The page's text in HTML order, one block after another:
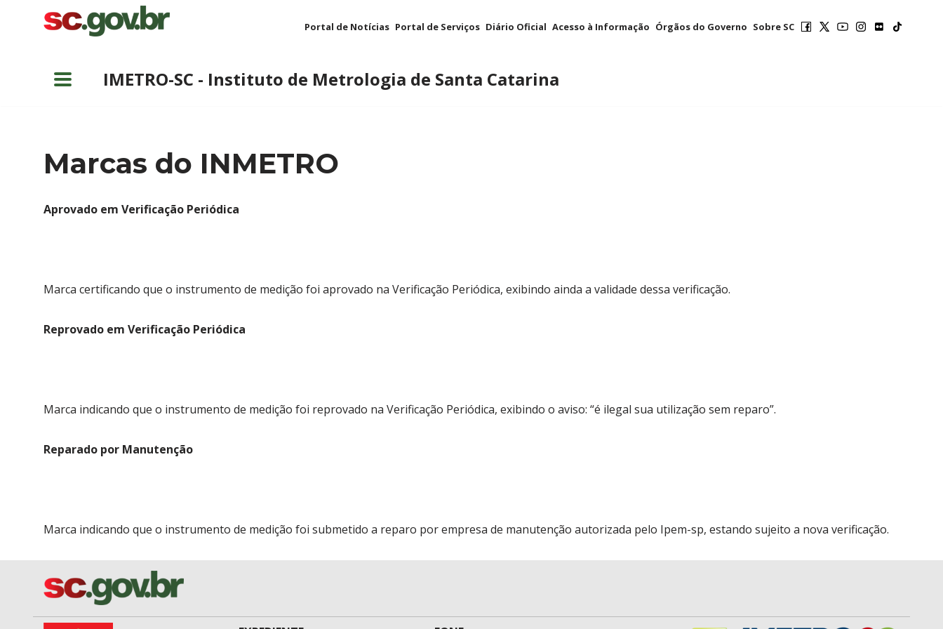
Portal de Notícias Portal de Serviços Diário Oficial Acesso à Informação Órgãos do Governo Sobre SC
IMETRO-SC - Instituto de Metrologia de Santa Catarina
Marcas do INMETRO
Aprovado em Verificação Periódica
Marca certificando que o instrumento de medição foi aprovado na Verificação Periódica, exibindo ainda a validade dessa verificação.
Reprovado em Verificação Periódica
Marca indicando que o instrumento de medição foi reprovado na Verificação Periódica, exibindo o aviso: “é ilegal sua utilização sem reparo”.
Reparado por Manutenção
Marca indicando que o instrumento de medição foi submetido a reparo por empresa de manutenção autorizada pelo Ipem-sp, estando sujeito a nova verificação.